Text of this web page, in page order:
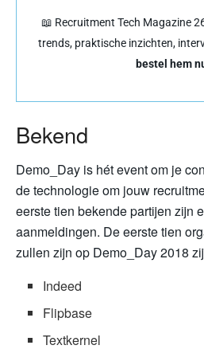
📖 Recruitment Tech Magazine
trends, praktische inzichten,
bestel hem
Bekend
Demo_Day is hét event om je
de technologie om jouw
eerste tien bekende partijen zijn
aanmeldingen. De eerste tien
zullen zijn op Demo_Day 2018
Indeed
Flipbase
Textkernel